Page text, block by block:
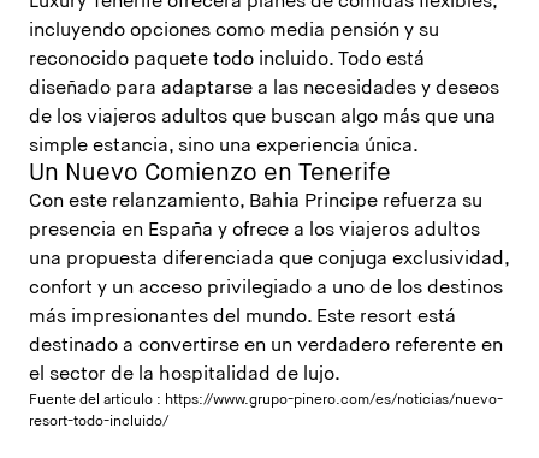
incluyendo opciones como media pensión y su
reconocido paquete todo incluido. Todo está
diseñado para adaptarse a las necesidades y deseos
de los viajeros adultos que buscan algo más que una
simple estancia, sino una experiencia única.
Un Nuevo Comienzo en Tenerife
Con este relanzamiento, Bahia Principe refuerza su
presencia en España y ofrece a los viajeros adultos
una propuesta diferenciada que conjuga exclusividad,
confort y un acceso privilegiado a uno de los destinos
más impresionantes del mundo. Este resort está
destinado a convertirse en un verdadero referente en
el sector de la hospitalidad de lujo.
Fuente del articulo : https://www.grupo-pinero.com/es/noticias/nuevo-
resort-todo-incluido/